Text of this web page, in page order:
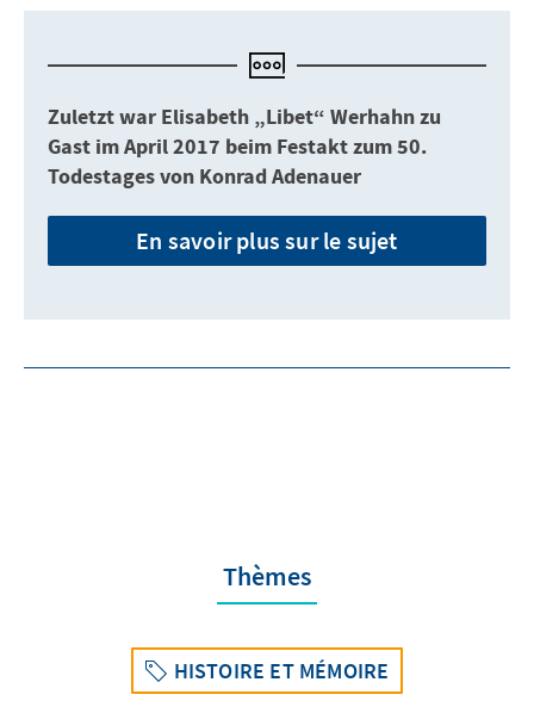
Zuletzt war Elisabeth „Libet“ Werhahn zu
Gast im April 2017 beim Festakt zum 50.
Todestages von Konrad Adenauer
En savoir plus sur le sujet
Thèmes
HISTOIRE ET MÉMOIRE